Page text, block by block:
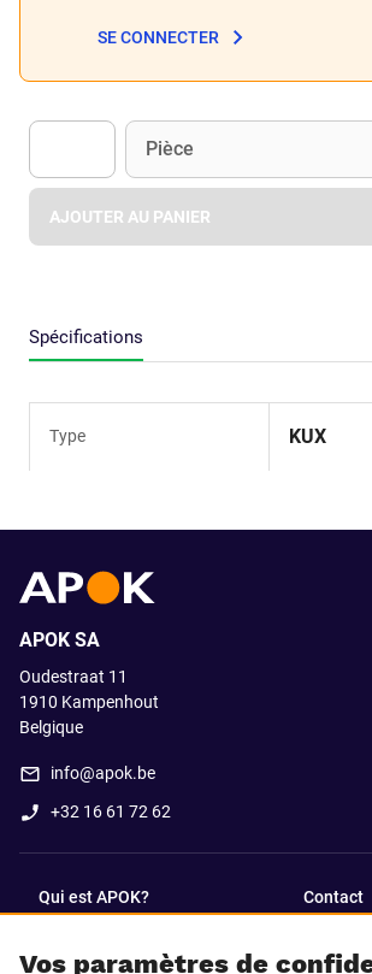
SE CONNECTER
Apok.Product.Detail.AddToCart.Quantity
Unité
Pièce
AJOUTER AU PANIER
Spécifications
Type KUX
Vos paramètres de
APOK SA
Oudestraat 11
1910 Kampenhout
Belgique
info@apok.be
+32 16 61 72 62
Qui est APOK? Contact